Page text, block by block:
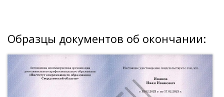
Образцы документов об окончании: